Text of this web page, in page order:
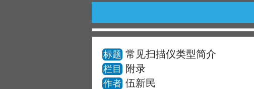
标题 常见扫描仪类型简介
栏目 附录
作者 伍新民